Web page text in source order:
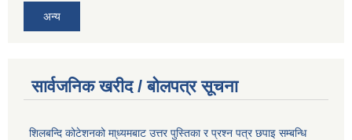
अन्य
सार्वजनिक खरीद / बोलपत्र सूचना
शिलबन्दि कोटेशनको मा्ध्यमबाट उत्तर पुस्तिका र प्रश्न पत्र छपाइ सम्बन्धि